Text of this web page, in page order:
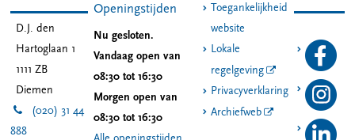
D.J. den
Hartoglaan 1
1111 ZB
Diemen
(020) 31 44
888
Openingstijden
Nu gesloten.
Vandaag open van
08:30 tot 16:30
Morgen open van
08:30 tot 16:30
Toegankelijkheid
website
Lokale
regelgeving
Privacyverklaring
Archiefweb